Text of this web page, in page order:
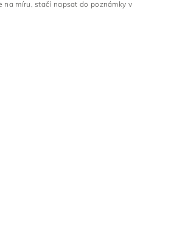
na míru, stačí napsat do poznámky v